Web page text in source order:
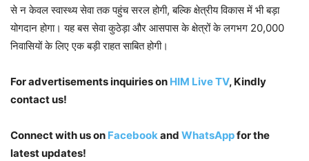
से न केवल स्वास्थ्य सेवा तक पहुंच सरल होगी, बल्कि क्षेत्रीय विकास में भी बड़ा
योगदान होगा। यह बस सेवा कुठेड़ा और आसपास के क्षेत्रों के लगभग 20,000
निवासियों के लिए एक बड़ी राहत साबित होगी।
For advertisements inquiries on HIM Live TV, Kindly
contact us!
Connect with us on Facebookand WhatsAppfor the
latest updates!